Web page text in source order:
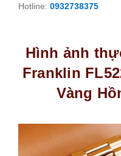
Hotline: 0932738375
Hình ảnh
Franklin
Vàng